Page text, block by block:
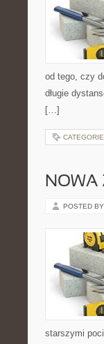
od tego, czy
długie
[…]
NOWA
POSTED
starszymi